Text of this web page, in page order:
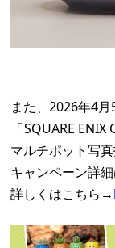
また、2026年4月
「SQUARE
マルチポット写
キャンペーン詳
詳しくはこちら→